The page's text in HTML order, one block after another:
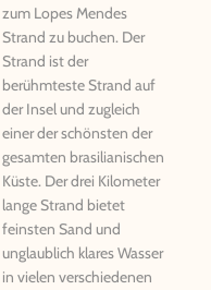
zum Lopes Mendes
Strand zu buchen. Der
Strand ist der
berühmteste Strand auf
der Insel und zugleich
einer der schönsten der
gesamten brasilianischen
Küste. Der drei Kilometer
lange Strand bietet
feinsten Sand und
unglaublich klares Wasser
in vielen verschiedenen